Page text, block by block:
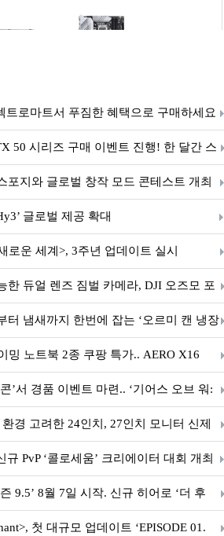
트로마트서 푸짐한 혜택으로 구매하세요
50 시리즈 구매 이벤트 진행! 한 달간 스
RTX 5060 DUAL까지 증정
포지와 글로벌 창작 모드 콘테스트 개최
글로벌 제공 확대
로운 세계>, 3주년 업데이트 실시
한 듀얼 렌즈 짐벌 카메라, DJI 오즈모 포
터 냄새까지 한번에 잡는 ‘오르미 캔 냉장
밍 노트북 2종 쿠팡 특가.. AERO X16
’서 경품 이벤트 마련.. ‘기어스 오브 워:
경 고려한 24인치, 27인치 모니터 신제
규 PvP ‘콜로세움’ 크리에이터 대회 개최
9.5’ 8월 7일 시작. 신규 히어로 ‘더 후
첫 대규모 업데이트 ‘EPISODE 01.